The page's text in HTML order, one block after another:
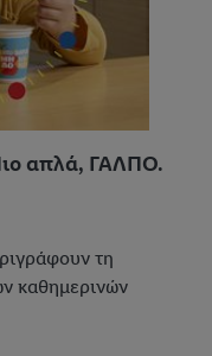
απλά, ΓΑΛΠΟ.
τη
καθημερινών